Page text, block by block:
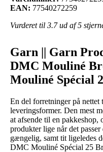
EAN: 77540272259
Vurderet til 3.7ud af 5
Garn || Garn
DMC Mouliné
Mouliné Spécial
En del forretninger på
leveringsformer. Den mest
at afsende til en pakkeshop,
produkter lige når det
gængelig, samt tit ligeledes
DMC Mouliné Spécial 25